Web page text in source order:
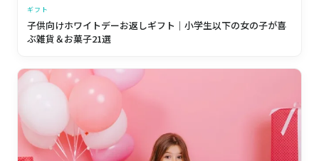
ギフト
子供向けホワイトデーお返しギフト｜小学生以下の女の子が喜
ぶ雑貨＆お菓子21選